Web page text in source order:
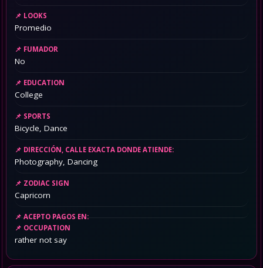
LOOKS
Promedio
FUMADOR
No
EDUCATION
College
SPORTS
Bicycle, Dance
DIRECCIÓN, CALLE EXACTA DONDE ATIENDE:
Photography, Dancing
ZODIAC SIGN
Capricorn
ACEPTO PAGOS EN:
OCCUPATION
rather not say